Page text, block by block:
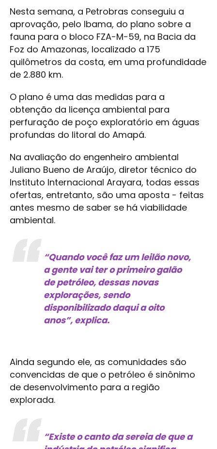
Nesta semana, a Petrobras conseguiu a
aprovação, pelo Ibama, do plano sobre a
fauna para o bloco FZA-M-59, na Bacia da
Foz do Amazonas, localizado a 175
quilômetros da costa, em uma profundidade
de 2.880 km.
O plano é uma das medidas para a
obtenção da licença ambiental para
perfuração de poço exploratório em águas
profundas do litoral do Amapá.
Na avaliação do engenheiro ambiental
Juliano Bueno de Araújo, diretor técnico do
Instituto Internacional Arayara, todas essas
ofertas, entretanto, são uma aposta - feitas
antes mesmo de saber se há viabilidade
ambiental.
“Quando você faz um leilão novo,
a gente vai ter o primeiro galão
de petróleo, dessas novas
explorações, sendo
disponibilizado daqui a oito
anos”, explica.
Ainda segundo ele, as comunidades são
convencidas de que o petróleo é sinônimo
de desenvolvimento para a região
explorada.
“Existe o canto da sereia de que a